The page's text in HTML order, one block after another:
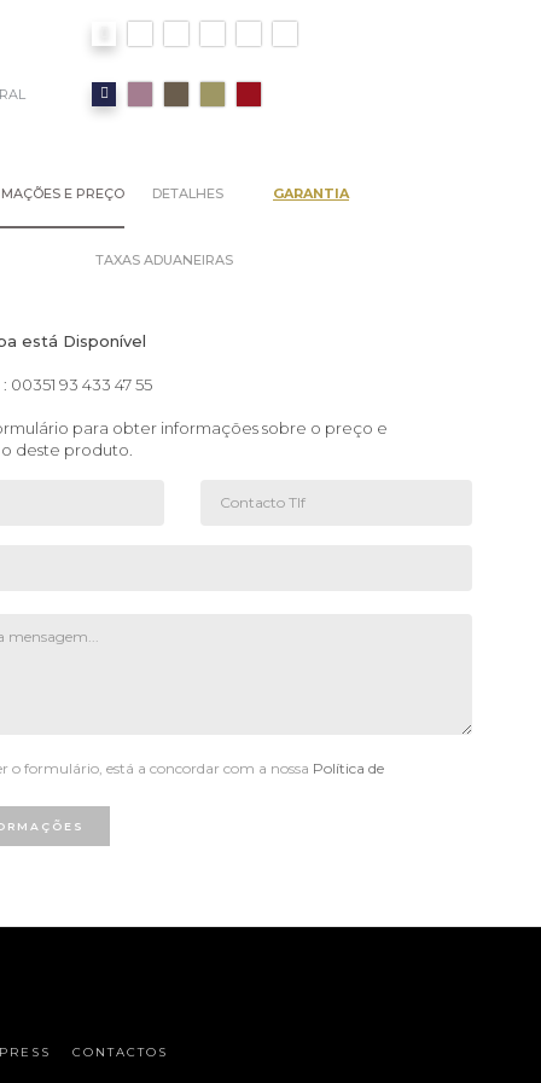
E PREÇO DETALHES GARANTIA
TAXAS ADUANEIRAS
está Disponível
93 433 47 55
para obter informações sobre o preço e
deste produto.
o formulário, está a concordar com a nossa Política de
CONTACTOS